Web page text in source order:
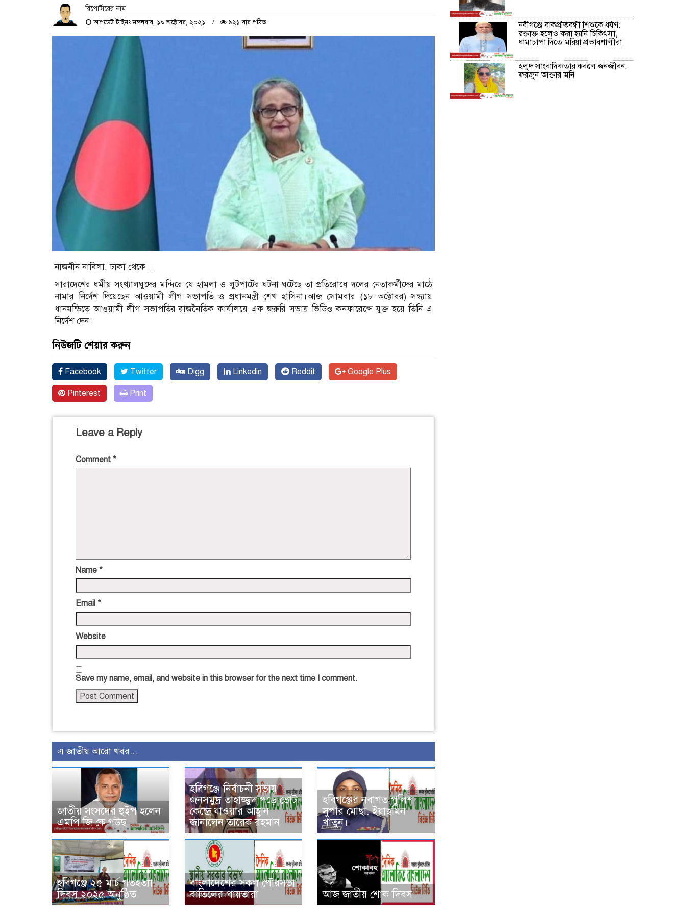
রিপোর্টারের নাম
আপডেট টাইমঃ মঙ্গলবার, ১৯ অক্টোবর, ২০২১ ৯২১ বার পঠিত
নাজনীন নাবিলা, ঢাকা থেকে।।
সারাদেশের ধর্মীয় সংখ্যালঘুদের মন্দিরে যে হামলা ও লুটপাটের ঘটনা ঘটেছে তা প্রতিরোধে দলের নেতাকর্মীদের মাঠে
নামার নির্দেশ দিয়েছেন আওয়ামী লীগ সভাপতি ও প্রধানমন্ত্রী শেখ হাসিনা।আজ সোমবার (১৮ অক্টোবর) সন্ধ্যায়
ধানমন্ডিতে আওয়ামী লীগ সভাপতির রাজনৈতিক কার্যালয়ে এক জরুরি সভায় ভিডিও কনফারেন্সে যুক্ত হয়ে তিনি এ
নির্দেশ দেন।
নিউজটি শেয়ার করুন
Facebook Twitter Digg Linkedin Reddit Google Plus
Pinterest Print
Leave a Reply
Comment *
Name *
Email *
Website
Save my name, email, and website in this browser for the next time I comment.
এ জাতীয় আরো খবর...
জাতীয় সংসদের হুইপ হলেন
এমপি জি কে গউছ
হবিগঞ্জে নির্বাচনী সভায়
জনসমুদ্র তাহাজ্জুদ পড়ে ভোট
কেন্দ্রে যাওয়ার আহ্বান
জানালেন তারেক রহমান
হবিগঞ্জের নবাগত পুলিশ
সুপার মোছা. ইয়াছমিন
খাতুন।
হবিগঞ্জে ২৫ মার্চ গতহত্যা
দিবস ২০২৫ অনুষ্ঠিত
বাংলাদেশের সকল পৌরসভা
বাতিলের পায়তারা
আজ জাতীয় শোক দিবস
নবীগঞ্জে বাকপ্রতিবন্ধী শিশুকে ধর্ষণ:
রক্তাক্ত হলেও করা হয়নি চিকিৎসা,
ধামাচাপা দিতে মরিয়া প্রভাবশালীরা
হলুদ সাংবাদিকতার কবলে জনজীবন,
ফরজুন আক্তার মনি